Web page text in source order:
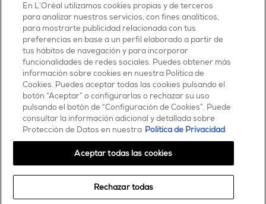
sitemap
contacta con nosotros
política de cookies
política de privacidad
facebooktwitterpinterestyoutube
ESSIE
30, rue d’Alsace – 92300 Levallois-Perret
FRANCE
900 181 055
En L’Oréal utilizamos cookies propias y de terceros
para analizar nuestros servicios, con fines analíticos,
para mostrarte publicidad relacionada con tus
preferencias en base a un perfil elaborado a partir de
tus hábitos de navegación y para incorporar
funcionalidades de redes sociales. Puedes obtener más
información sobre cookies en nuestra Política de
Cookies. Puedes aceptar todas las cookies pulsando el
botón “Aceptar” o configurarlas o rechazar su uso
pulsando el botón de “Configuración de Cookies”. Puede
consultar la información adicional y detallada sobre
Protección de Datos en nuestra Política de Privacidad
Rechazar todas
Aceptar todas las cookies